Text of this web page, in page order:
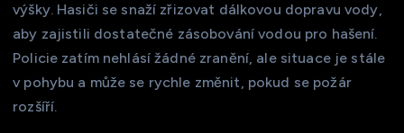
výšky. Hasiči se snaží zřizovat dálkovou dopravu vody,
aby zajistili dostatečné zásobování vodou pro hašení.
Policie zatím nehlásí žádné zranění, ale situace je stále
v pohybu a může se rychle změnit, pokud se požár
rozšíří.